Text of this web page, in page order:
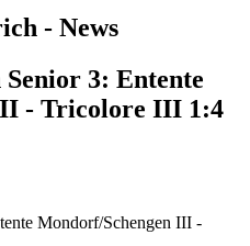
- News
3: Entente
- Tricolore III 1:4
Mondorf/Schengen III -